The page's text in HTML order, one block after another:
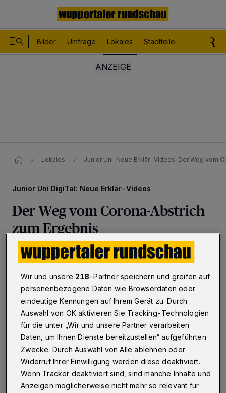
Bilder Umfrage Lokales Stadtteile
Lokales Junior Uni: Neue Erklär-Videos: Der Weg vom
Junior Uni DigiTal: Neue Erklär-Videos
Der Weg vom Corona-Abstrich
zum Ergebnis
Wuppertal ·Was ist ein Corona Schnelltest, was ein
PCR-Test? Wie wird ein Test richtig durchgeführt? Und
was passiert hinter den Kulissen in einem Labor? In
einer neuen Videoreihe der Wuppertaler Junior Uni für
das Bergische Land – bestehend aus drei Kurzvideos -
erhalten Kinder, Jugendliche und junge Erwachsene
wichtige Informationen über die korrekte Durchführung
eines Corona-Tests, die Unterschiede der
verschiedenen Testverfahren und die Abläufe im Labor.
22.03.2021 , 12:00 Uhr Eine Minute Lesezeit
Wir und unsere 218-Partner speichern und greifen auf
personenbezogene Daten wie Browserdaten oder
eindeutige Kennungen auf Ihrem Gerät zu. Durch
Auswahl von OK aktivieren Sie Tracking-Technologien
für die unter „Wir und unsere Partner verarbeiten
Daten, um Ihnen Dienste bereitzustellen“ aufgeführten
Zwecke. Durch Auswahl von Alle ablehnen oder
Widerruf Ihrer Einwilligung werden diese deaktiviert.
Wenn Tracker deaktiviert sind, sind manche Inhalte und
Anzeigen möglicherweise nicht mehr so relevant für